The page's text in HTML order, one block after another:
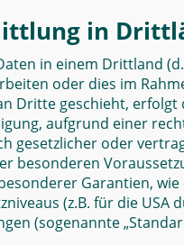
in
in einem Drittland
oder dies im
Dritte geschieht,
aufgrund einer
gesetzlicher oder
besonderen
Garantien,
(z.B. für die USA
(sogenannte